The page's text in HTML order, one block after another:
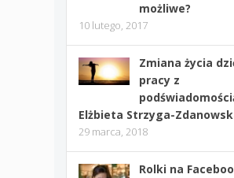
możliwe?
10 lutego, 2017
Zmiana życia
pracy z
Elżbieta Strzyga-
29 marca, 2018
Rolki na